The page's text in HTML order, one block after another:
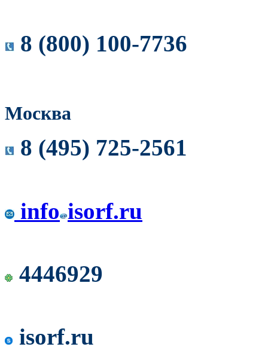
8 (800) 100-7736
Москва
8 (495) 725-2561
info isorf.ru
4446929
isorf.ru